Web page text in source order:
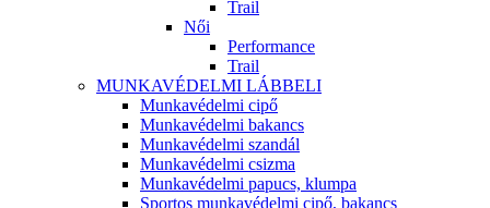
Trail
Női
Performance
Trail
MUNKAVÉDELMI LÁBBELI
Munkavédelmi cipő
Munkavédelmi bakancs
Munkavédelmi szandál
Munkavédelmi csizma
Munkavédelmi papucs, klumpa
Sportos munkavédelmi cipő, bakancs